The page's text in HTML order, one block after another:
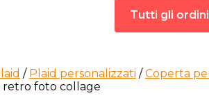
Tutti gli
/ Plaid personalizzati /Coperta
retro foto collage